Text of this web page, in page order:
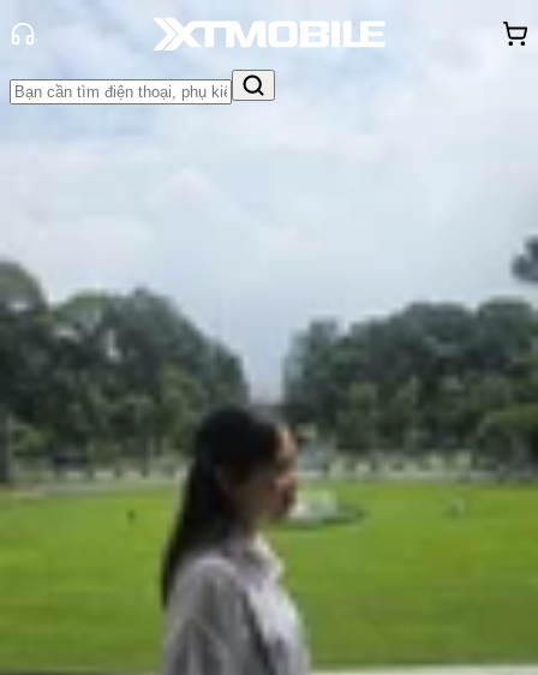
mãi
hàng - Sự kiện
Giờ vàng sale sốc: Nhận ngay
voucher giảm đến 600K, thu cũ trợ
giá 4 triệu đồng
Hồng Huệ
13/07/2026
11/07/2026
Theo dõi XTMobile trên